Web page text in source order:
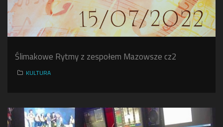
Ślimakowe Rytmy z zespołem Mazowsze cz2
KULTURA